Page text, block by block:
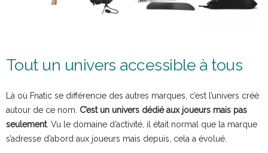
Tout un univers accessible à tous
Là où Fnatic se différencie des autres marques, c’est l’univers créé
autour de ce nom. C’est un univers dédié aux joueurs mais pas
seulement. Vu le domaine d’activité, il était normal que la marque
s’adresse d’abord aux joueurs mais depuis, cela a évolué.